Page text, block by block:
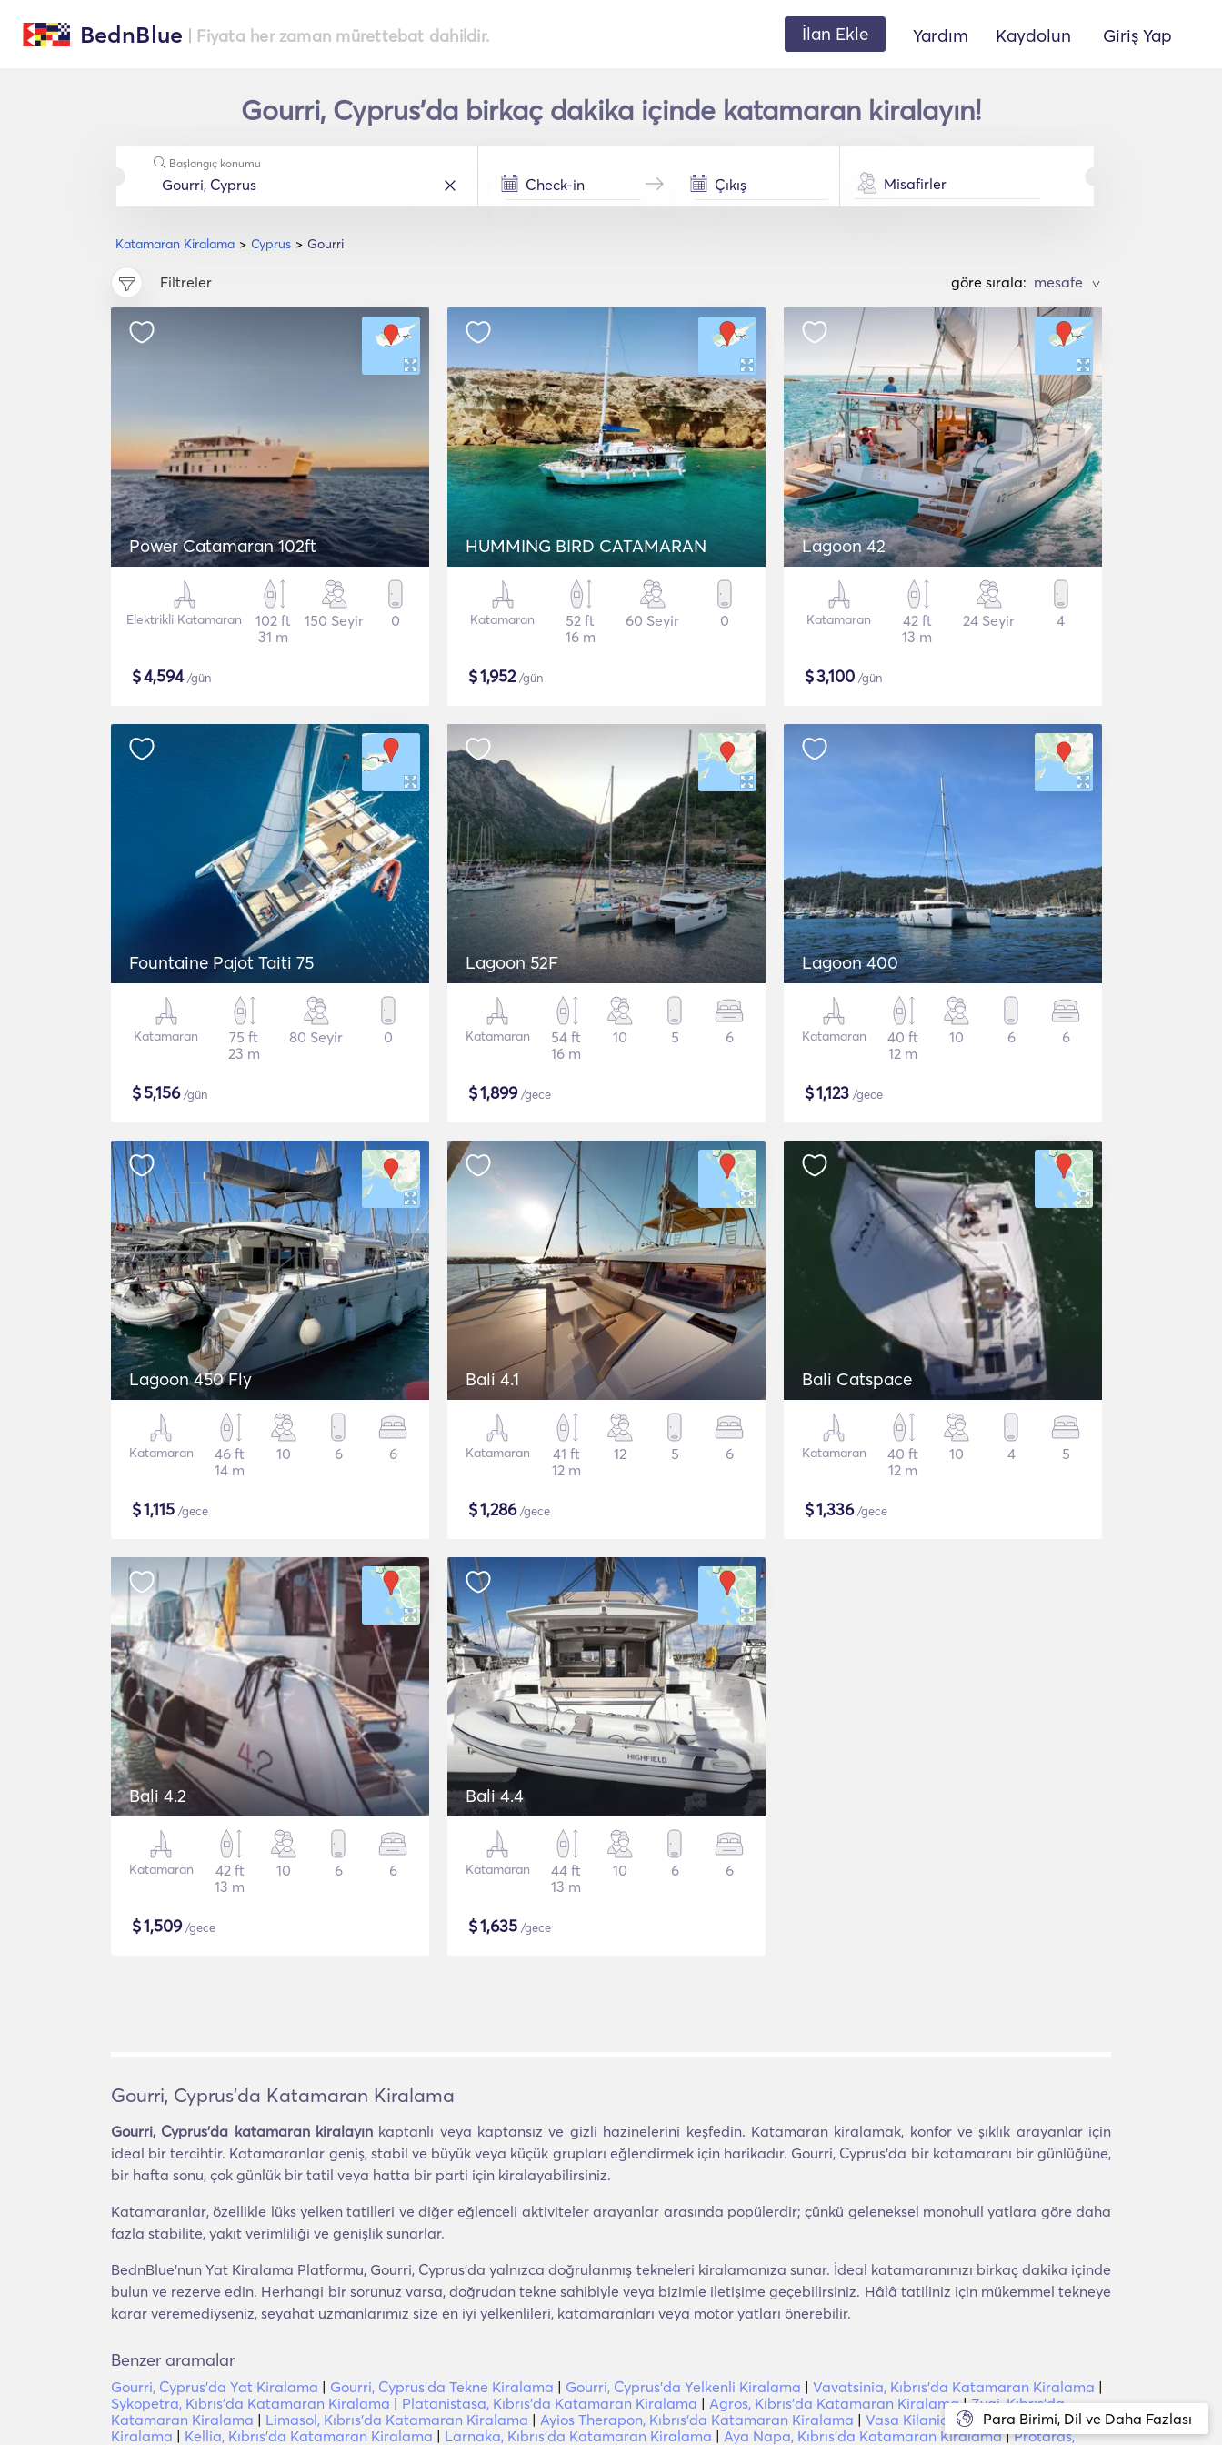
BednBlue | Fiyata her zaman mürettebat dahildir. İlan Ekle Yardım Kaydolun Giriş Yap
Gourri, Cyprus'da birkaç dakika içinde katamaran kiralayın!
Katamaran Kiralama Cyprus Gourri
Başlangıç konumu
Misafirler
Filtreler göre sırala: >
Power Catamaran 102ft
Elektrikli Katamaran
102 ft
31 m
150 Seyir 0
$4,594/gün
HUMMING BIRD CATAMARAN
Katamaran
52 ft
16 m
60 Seyir 0
$1,952/gün
Lagoon 42
Katamaran
42 ft
13 m
24 Seyir 4
$3,100 /gün
Fountaine Pajot Taiti 75
Katamaran
75 ft
23 m
80 Seyir 0
$5,156/gün
Lagoon 52F
Katamaran
54 ft
16 m
10 5 6
$1,899/gece
Lagoon 400
Katamaran
40 ft
12 m
10 6 6
$1,123 /gece
Lagoon 450 Fly
Katamaran
46 ft
14 m
10 6 6
$1,115 /gece
Bali 4.1
Katamaran
41 ft
12 m
12 5 6
$1,286/gece
Bali Catspace
Katamaran
40 ft
12 m
10 4 5
$1,336/gece
Bali 4.2
Katamaran
42 ft
13 m
10 6 6
$1,509/gece
Bali 4.4
Katamaran
44 ft
13 m
10 6 6
$1,635 /gece
Para Birimi, Dil ve Daha Fazlası
Gourri, Cyprus'da Katamaran Kiralama
Gourri, Cyprus'da katamaran kiralayın kaptanlı veya kaptansız ve gizli hazinelerini keşfedin. Katamaran kiralamak, konfor ve şıklık arayanlar için
ideal bir tercihtir. Katamaranlar geniş, stabil ve büyük veya küçük grupları eğlendirmek için harikadır. Gourri, Cyprus'da bir katamaranı bir günlüğüne,
bir hafta sonu, çok günlük bir tatil veya hatta bir parti için kiralayabilirsiniz.
Katamaranlar, özellikle lüks yelken tatilleri ve diğer eğlenceli aktiviteler arayanlar arasında popülerdir; çünkü geleneksel monohull yatlara göre daha
fazla stabilite, yakıt verimliliği ve genişlik sunarlar.
BednBlue'nun Yat Kiralama Platformu, Gourri, Cyprus'da yalnızca doğrulanmış tekneleri kiralamanıza sunar. İdeal katamaranınızı birkaç dakika içinde
bulun ve rezerve edin. Herhangi bir sorunuz varsa, doğrudan tekne sahibiyle veya bizimle iletişime geçebilirsiniz. Hâlâ tatiliniz için mükemmel tekneye
karar veremediyseniz, seyahat uzmanlarımız size en iyi yelkenlileri, katamaranları veya motor yatları önerebilir.
Benzer aramalar
Gourri, Cyprus'da Yat Kiralama | Gourri, Cyprus'da Tekne Kiralama | Gourri, Cyprus'da Yelkenli Kiralama | Vavatsinia, Kıbrıs'da Katamaran Kiralama |
Sykopetra, Kıbrıs'da Katamaran Kiralama | Platanistasa, Kıbrıs'da Katamaran Kiralama | Agros, Kıbrıs'da Katamaran Kiralama|Zygi, Kıbrıs'da
Katamaran Kiralama | Limasol, Kıbrıs'da Katamaran Kiralama | Ayios Therapon, Kıbrıs'da Katamaran Kiralama | Vasa Kilaniou, Cyprus'da Katamaran
Kiralama | Kellia, Kıbrıs'da Katamaran Kiralama | Larnaka, Kıbrıs'da Katamaran Kiralama | Aya Napa, Kıbrıs'da Katamaran Kiralama|Protaras,